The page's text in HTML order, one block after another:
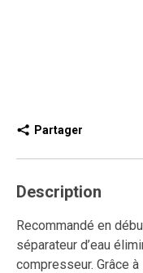
Partager
Description
Recommandé en
séparateur d’eau
compresseur. Grâce